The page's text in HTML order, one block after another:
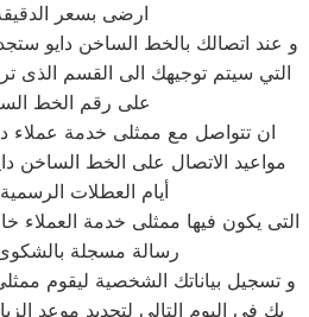
ارضى بسعر
التي سيتم توجيهك الى القسم الذى
على رقم الخط
أيام العطلات
رسالة مسجلة
و تسجيل بياناتك الشخصية ليقوم
بك فى اليوم التالى لتحديد موعد